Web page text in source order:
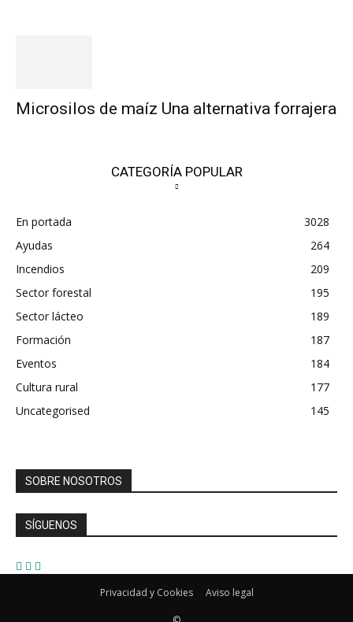
Microsilos de maíz Una alternativa forrajera
CATEGORÍA POPULAR
En portada
3028
Ayudas
264
Incendios
209
Sector forestal
195
Sector lácteo
189
Formación
187
Eventos
184
Cultura rural
177
Uncategorised
145
SOBRE NOSOTROS
SÍGUENOS
Privacidad y Cookies Aviso legal